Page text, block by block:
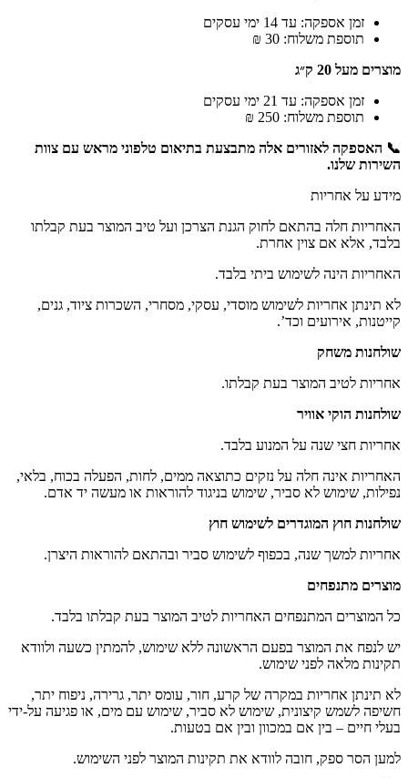
זמן אספקה: עד 14 ימי עסקים
תוספת משלוח: 30 ₪
מוצרים מעל 20 ק״ג
זמן אספקה: עד 21 ימי עסקים
תוספת משלוח: 250 ₪
📞 האספקה לאזורים אלה מתבצעת בתיאום טלפוני מראש עם צוות
השירות שלנו.
מידע על אחריות
האחריות חלה בהתאם לחוק הגנת הצרכן ועל טיב המוצר בעת קבלתו
בלבד, אלא אם צוין אחרת.
האחריות הינה לשימוש ביתי בלבד.
לא תינתן אחריות לשימוש מוסדי, עסקי, מסחרי, השכרות ציוד, גנים,
קייטנות, אירועים וכד’.
שולחנות משחק
אחריות לטיב המוצר בעת קבלתו.
שולחנות הוקי אוויר
אחריות חצי שנה על המנוע בלבד.
האחריות אינה חלה על נזקים כתוצאה ממים, לחות, הפעלה בכוח, בלאי,
נפילות, שימוש לא סביר, שימוש בניגוד להוראות או מעשה יד אדם.
שולחנות חוץ המוגדרים לשימוש חוץ
אחריות למשך שנה, בכפוף לשימוש סביר ובהתאם להוראות היצרן.
מוצרים מתנפחים
כל המוצרים המתנפחים האחריות לטיב המוצר בעת קבלתו בלבד.
יש לנפח את המוצר בפעם הראשונה ללא שימוש, להמתין כשעה ולוודא
תקינות מלאה לפני שימוש.
לא תינתן אחריות במקרה של קרע, חור, עומס יתר, גרירה, ניפוח יתר,
חשיפה לשמש קיצונית, שימוש לא סביר, שימוש עם מים, או פגיעה על-ידי
בעלי חיים – בין אם במכוון ובין אם בטעות.
למען הסר ספק, חובה לוודא את תקינות המוצר לפני השימוש.